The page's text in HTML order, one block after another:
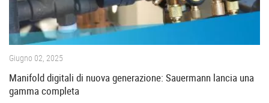
Giugno 02, 2025
Manifold digitali di nuova generazione: Sauermann lancia una
gamma completa